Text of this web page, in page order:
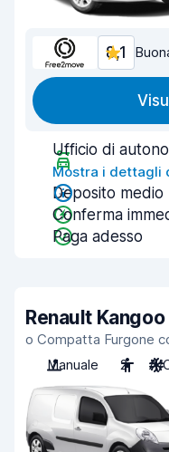
8,1
Ufficio di
Mostra i dettagli
Deposito medio
Conferma
Paga adesso
Renault Kangoo
o Compatta Furgone
Manuale
2 A/